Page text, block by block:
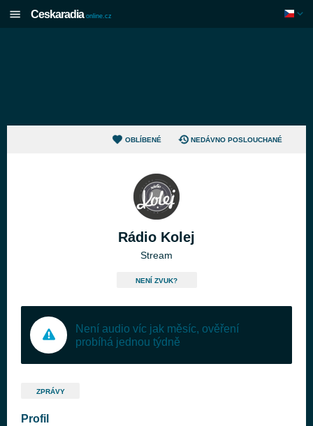
Ceskaradia online.cz
OBLÍBENÉ NEDÁVNO POSLOUCHANÉ
Rádio Kolej
Stream
NENÍ ZVUK?
Není audio víc jak měsíc, ověření
probíhá jednou týdně
ZPRÁVY
Profil